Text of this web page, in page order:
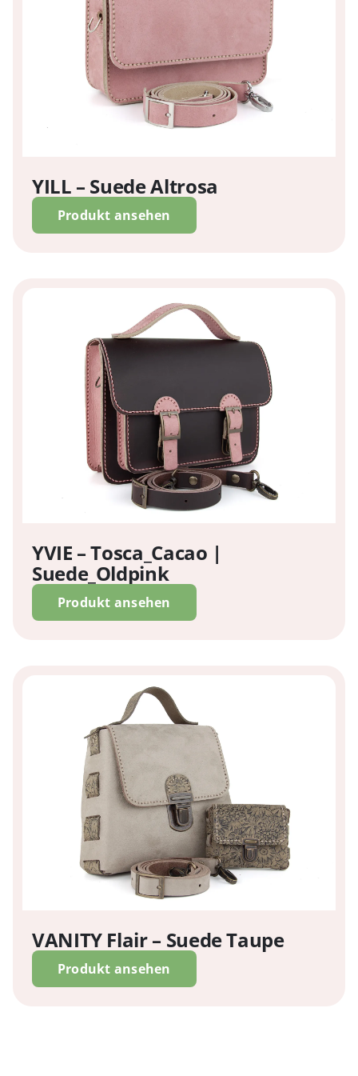
YILL – Suede Altrosa
Produkt ansehen
YVIE – Tosca_Cacao |
Suede_Oldpink
Produkt ansehen
VANITY Flair – Suede Taupe
Produkt ansehen